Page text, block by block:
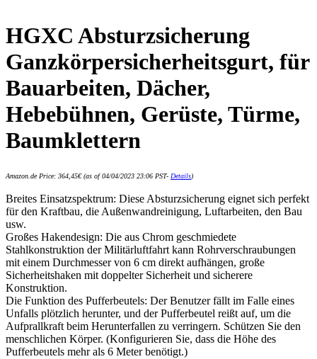
HGXC Absturzsicherung
Ganzkörpersicherheitsgurt, für
Bauarbeiten, Dächer,
Hebebühnen, Gerüste, Türme,
Baumklettern
Amazon.de Price: 364,45€(as of 04/04/2023 23:06 PST- Details)
Breites Einsatzspektrum: Diese Absturzsicherung eignet sich perfekt
für den Kraftbau, die Außenwandreinigung, Luftarbeiten, den Bau
usw.
Großes Hakendesign: Die aus Chrom geschmiedete
Stahlkonstruktion der Militärluftfahrt kann Rohrverschraubungen
mit einem Durchmesser von 6 cm direkt aufhängen, große
Sicherheitshaken mit doppelter Sicherheit und sicherere
Konstruktion.
Die Funktion des Pufferbeutels: Der Benutzer fällt im Falle eines
Unfalls plötzlich herunter, und der Pufferbeutel reißt auf, um die
Aufprallkraft beim Herunterfallen zu verringern. Schützen Sie den
menschlichen Körper. (Konfigurieren Sie, dass die Höhe des
Pufferbeutels mehr als 6 Meter benötigt.)